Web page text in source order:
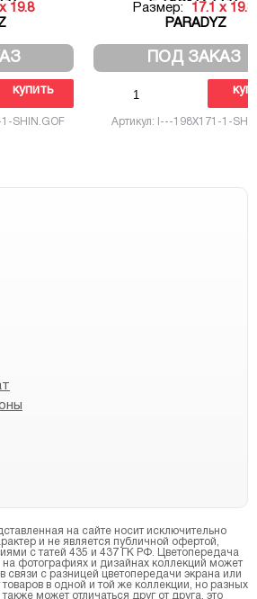
19.8
купить
SHIN.GOF
Размер:
17.1 x 19.8
PARADYZ
ПОД ЗАКАЗ
Артикул: I---198X171-1-
на сайте носит исключительно
и не является публичной офертой,
с татей 435 и 437 ГК РФ. Цветопередача
на фотографиях и дизайнах коллекций может
связи с разницей цветопередачи экрана или
в одной и той же коллекции, но разных
может отличаться друг от друга, это